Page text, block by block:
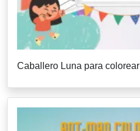
Caballero Luna para colorear